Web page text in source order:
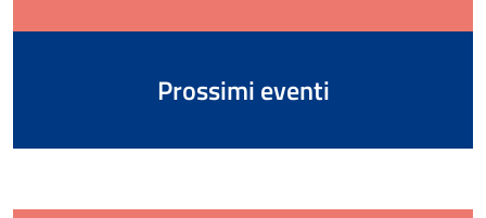
Prossimi eventi